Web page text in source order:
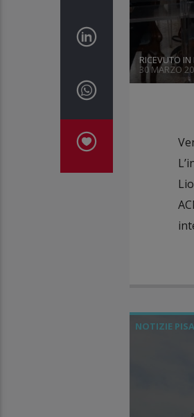
RICEVUTO
30 MARZO
NOTIZIE PISA